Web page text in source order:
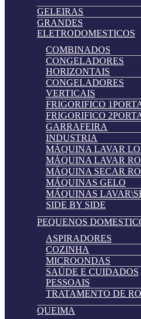
GELEIRAS
GRANDES
ELETRODOMESTICOS
COMBINADOS
CONGELADORES
HORIZONTAIS
CONGELADORES
VERTICAIS
FRIGORIFICO
FRIGORIFICO
GARRAFEIRA
INDUSTRIA
MÁQUINA LAVAR
MÁQUINA LAVAR
MÁQUINA SECAR
MÁQUINAS GELO
MÁQUINAS
SIDE BY SIDE
PEQUENOS
ASPIRADORES
COZINHA
MICROONDAS
SAÚDE E CUIDADOS
PESSOAIS
TRATAMENTO DE
QUEIMA